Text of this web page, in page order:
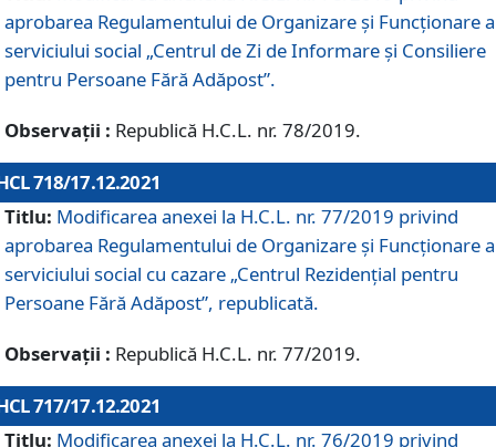
aprobarea Regulamentului de Organizare și Funcționare
serviciului social „Centrul de Zi de Informare şi Consiliere
pentru Persoane Fără Adăpost”.
Observații : Republică H.C.L. nr. 78/2019.
718/17.12.2021
Titlu: Modificarea anexei la H.C.L. nr. 77/2019 privind
aprobarea Regulamentului de Organizare și Funcționare
serviciului social cu cazare „Centrul Rezidențial pentru
Persoane Fără Adăpost”, republicată.
Observații : Republică H.C.L. nr. 77/2019.
717/17.12.2021
Titlu: Modificarea anexei la H.C.L. nr. 76/2019 privind